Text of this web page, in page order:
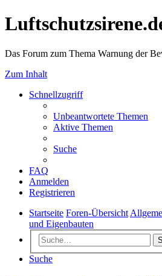
Das Forum zum Thema Warnung der
Zum Inhalt
Schnellzugriff
Unbeantwortete Themen
Aktive Themen
Suche
FAQ
Anmelden
Registrieren
Startseite Foren-Übersicht
und Eigenbauten
Suche